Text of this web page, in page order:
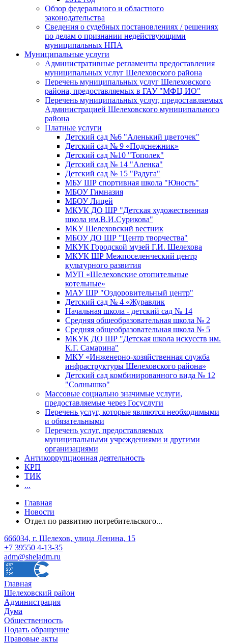
Обзор федерального и областного
законодательства
Сведения о судебных постановлениях / решениях
по делам о признании недействующими
муниципальных НПА
Муниципальные услуги
Административные регламенты предоставления
муниципальных услуг Шелеховского района
Перечень муниципальных услуг Шелеховского
района, предоставляемых в ГАУ "МФЦ ИО"
Перечень муниципальных услуг, предоставляемых
Администрацией Шелеховского муниципального
района
Платные услуги
Детский сад №6 "Аленький цветочек"
Детский сад № 9 «Подснежник»
Детский сад №10 "Тополек"
Детский сад № 14 "Аленка"
Детский сад № 15 "Радуга"
МБУ ШР спортивная школа "Юность"
МБОУ Гимназия
МБОУ Лицей
МКУК ДО ШР "Детская художественная
школа им.В.И.Сурикова"
МКУ Шелеховский вестник
МБОУ ДО ШР "Центр творчества"
МКУК Городской музей Г.И. Шелехова
МКУК ШР Межпоселенческий центр
культурного развития
МУП «Шелеховские отопительные
котельные»
МАУ ШР "Оздоровительный центр"
Детский сад № 4 «Журавлик
Начальная школа - детский сад № 14
Средняя общеобразовательная школа № 2
Средняя общеобразовательная школа № 5
МКУК ДО ШР "Детская школа искусств им.
К.Г. Самарина"
МКУ «Инженерно-хозяйственная служба
инфраструктуры Шелеховского района»
Детский сад комбинированного вида № 12
"Солнышко"
Массовые социально значимые услуги,
предоставляемые через Госуслуги
Перечень услуг, которые являются необходимыми
и обязательными
Перечень услуг, предоставляемых
муниципальными учреждениями и другими
организациями
Антикоррупционная деятельность
КРП
ТИК
...
Главная
Новости
Отдел по развитию потребительского...
666034, г. Шелехов, улица Ленина, 15
+7 39550 4-13-35
adm@sheladm.ru
Главная
Шелеховский район
Администрация
Дума
Общественность
Подать обращение
Правовые акты